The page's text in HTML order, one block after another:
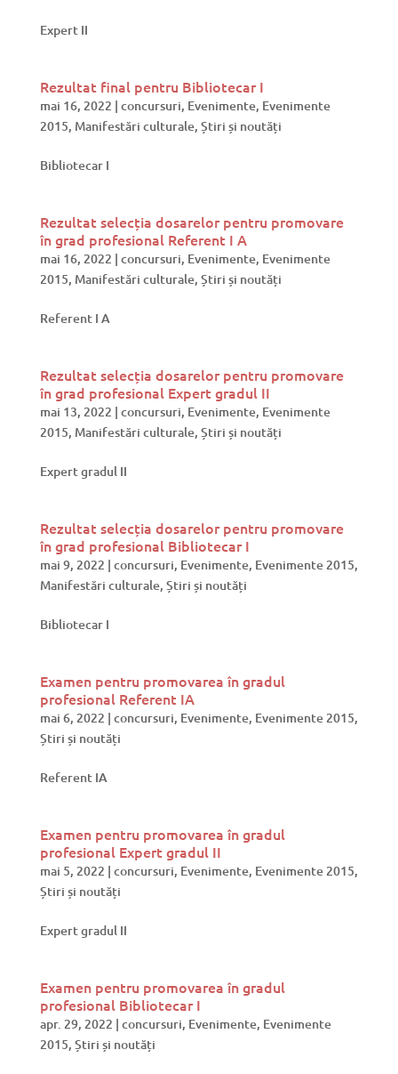
Expert II
Rezultat final pentru Bibliotecar I
mai 16, 2022 | concursuri, Evenimente, Evenimente
2015, Manifestări culturale, Știri și noutăți
Bibliotecar I
Rezultat selecția dosarelor pentru promovare
în grad profesional Referent I A
mai 16, 2022 | concursuri, Evenimente, Evenimente
2015, Manifestări culturale, Știri și noutăți
Referent I A
Rezultat selecția dosarelor pentru promovare
în grad profesional Expert gradul II
mai 13, 2022 | concursuri, Evenimente, Evenimente
2015, Manifestări culturale, Știri și noutăți
Expert gradul II
Rezultat selecția dosarelor pentru promovare
în grad profesional Bibliotecar I
mai 9, 2022 | concursuri, Evenimente, Evenimente 2015,
Manifestări culturale, Știri și noutăți
Bibliotecar I
Examen pentru promovarea în gradul
profesional Referent IA
mai 6, 2022 | concursuri, Evenimente, Evenimente 2015,
Știri și noutăți
Referent IA
Examen pentru promovarea în gradul
profesional Expert gradul II
mai 5, 2022 | concursuri, Evenimente, Evenimente 2015,
Știri și noutăți
Expert gradul II
Examen pentru promovarea în gradul
profesional Bibliotecar I
apr. 29, 2022 | concursuri, Evenimente, Evenimente
2015, Știri și noutăți